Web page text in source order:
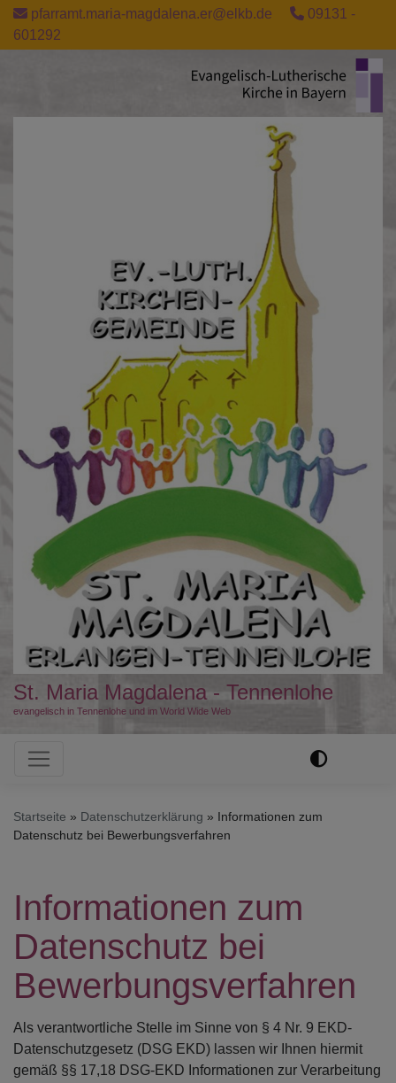
Direkt
zum
Inhalt
pfarramt.maria-magdalena.er@elkb.de
09131 -
601292
St. Maria Magdalena - Tennenlohe
evangelisch in Tennenlohe und im World Wide Web
Hauptnavigation
Startseite Datenschutzerklärung
Informationen zum
Datenschutz bei Bewerbungsverfahren
Informationen zum
Datenschutz bei
Bewerbungsverfahren
Als verantwortliche Stelle im Sinne von § 4 Nr. 9 EKD-
Datenschutzgesetz (DSG EKD) lassen wir Ihnen hiermit
gemäß §§ 17,18 DSG-EKD Informationen zur Verarbeitung